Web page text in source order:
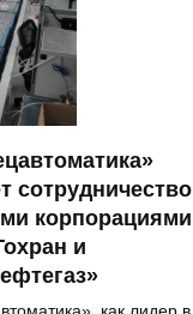
сотрудничество
корпорациями
и
как лидер в